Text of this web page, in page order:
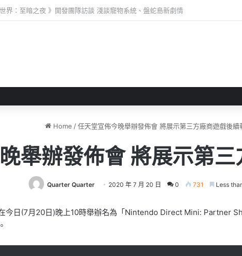
者 劍之道 》 實機試玩報告 源義經將是事件的起源！？
Home /任天堂宣佈今晚舉辦發佈會 將展示第三方廠商遊戲後續
舉辦發佈會 將展示第
Quarter Quarter 2020 年 7 月 20 日 0 731 Less
今日(7月20日)晚上10時舉辦名為「Nintendo Direct Mini: Partner